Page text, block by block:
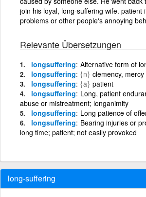
join his loyal, long-suffering wife. patient
problems or other people's annoying
Relevante Übersetzungen
longsuffering Alternative form of
longsuffering {n} clemency, mercy
longsuffering {a} patient
longsuffering Long, patient
abuse or mistreatment; longanimity
longsuffering Long patience of
longsuffering Bearing injuries or
long time; patient; not easily provoked
long-suffering